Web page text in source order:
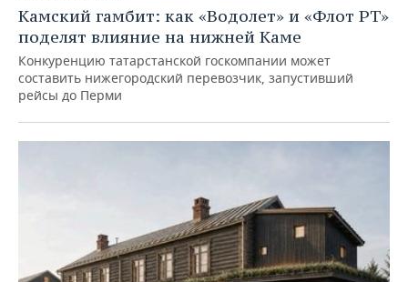
Камский гамбит: как «Водолет» и «Флот РТ»
поделят влияние на нижней Каме
Конкуренцию татарстанской госкомпании может
составить нижегородский перевозчик, запустивший
рейсы до Перми